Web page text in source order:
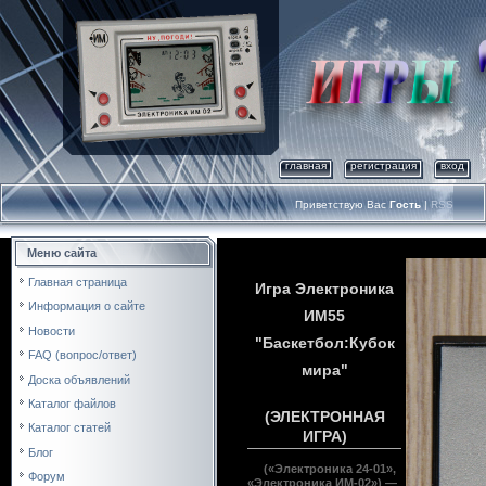
главная регистрация вход
Приветствую Вас Гость | RSS
Меню сайта
Главная страница
Информация о сайте
Новости
FAQ (вопрос/ответ)
Доска объявлений
Каталог файлов
Каталог статей
Блог
Форум
Игра Электроника
ИМ55
"Баскетбол:Кубок
мира"
(ЭЛЕКТРОННАЯ
ИГРА)
(«Электроника 24-01»,
«Электроника ИМ-02») —